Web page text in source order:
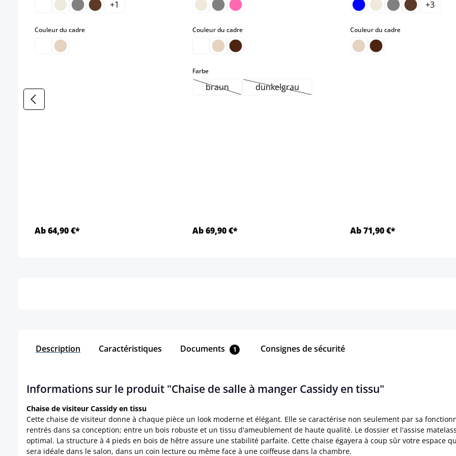
+1
Couleur du cadreselect
Ab 64,90 €*
Couleur du cadreselect
Farbeselect
braun(Cette option n'est pas disponible pour le moment.)
dunkelgrau(Cette option n'est pas disponible pour le moment.)
Ab 69,90 €*
+3
Couleur du cadreselect
Ab 71,90 €*
Description Caractéristiques Documents 1 Consignes de sécurité
Informations sur le produit "Chaise de salle à manger Cassidy en tissu"
Chaise de visiteur Cassidy en tissu
Cette chaise de visiteur donne à chaque pièce un look moderne et élégant. Elle se caractérise non seulement par sa
rentrés dans sa conception; entre un bois robuste et un tissu d'ameublement de haute qualité. Le dossier et l'assise
optimal. La structure à 4 pieds en bois de hêtre assure une stabilité parfaite. Cette chaise égayera à coup sûr votre espace
sera idéale dans le salon, dans un coin lecture ou même face à une coiffeuse dans la chambre.